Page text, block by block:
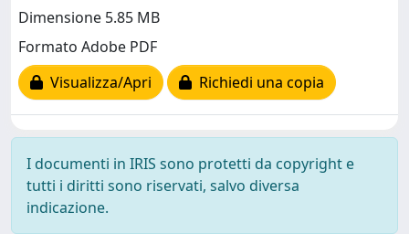
Dimensione 5.85 MB
Formato Adobe PDF
Visualizza/Apri
Richiedi una copia
I documenti in IRIS sono protetti da copyright e
tutti i diritti sono riservati, salvo diversa
indicazione.